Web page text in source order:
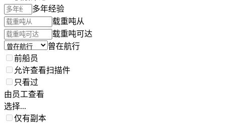
多年经验
载重吨从
载重吨可达
曾在航行
前船员
允许查看扫描件
只看过
由员工查看
选择...
仅有副本